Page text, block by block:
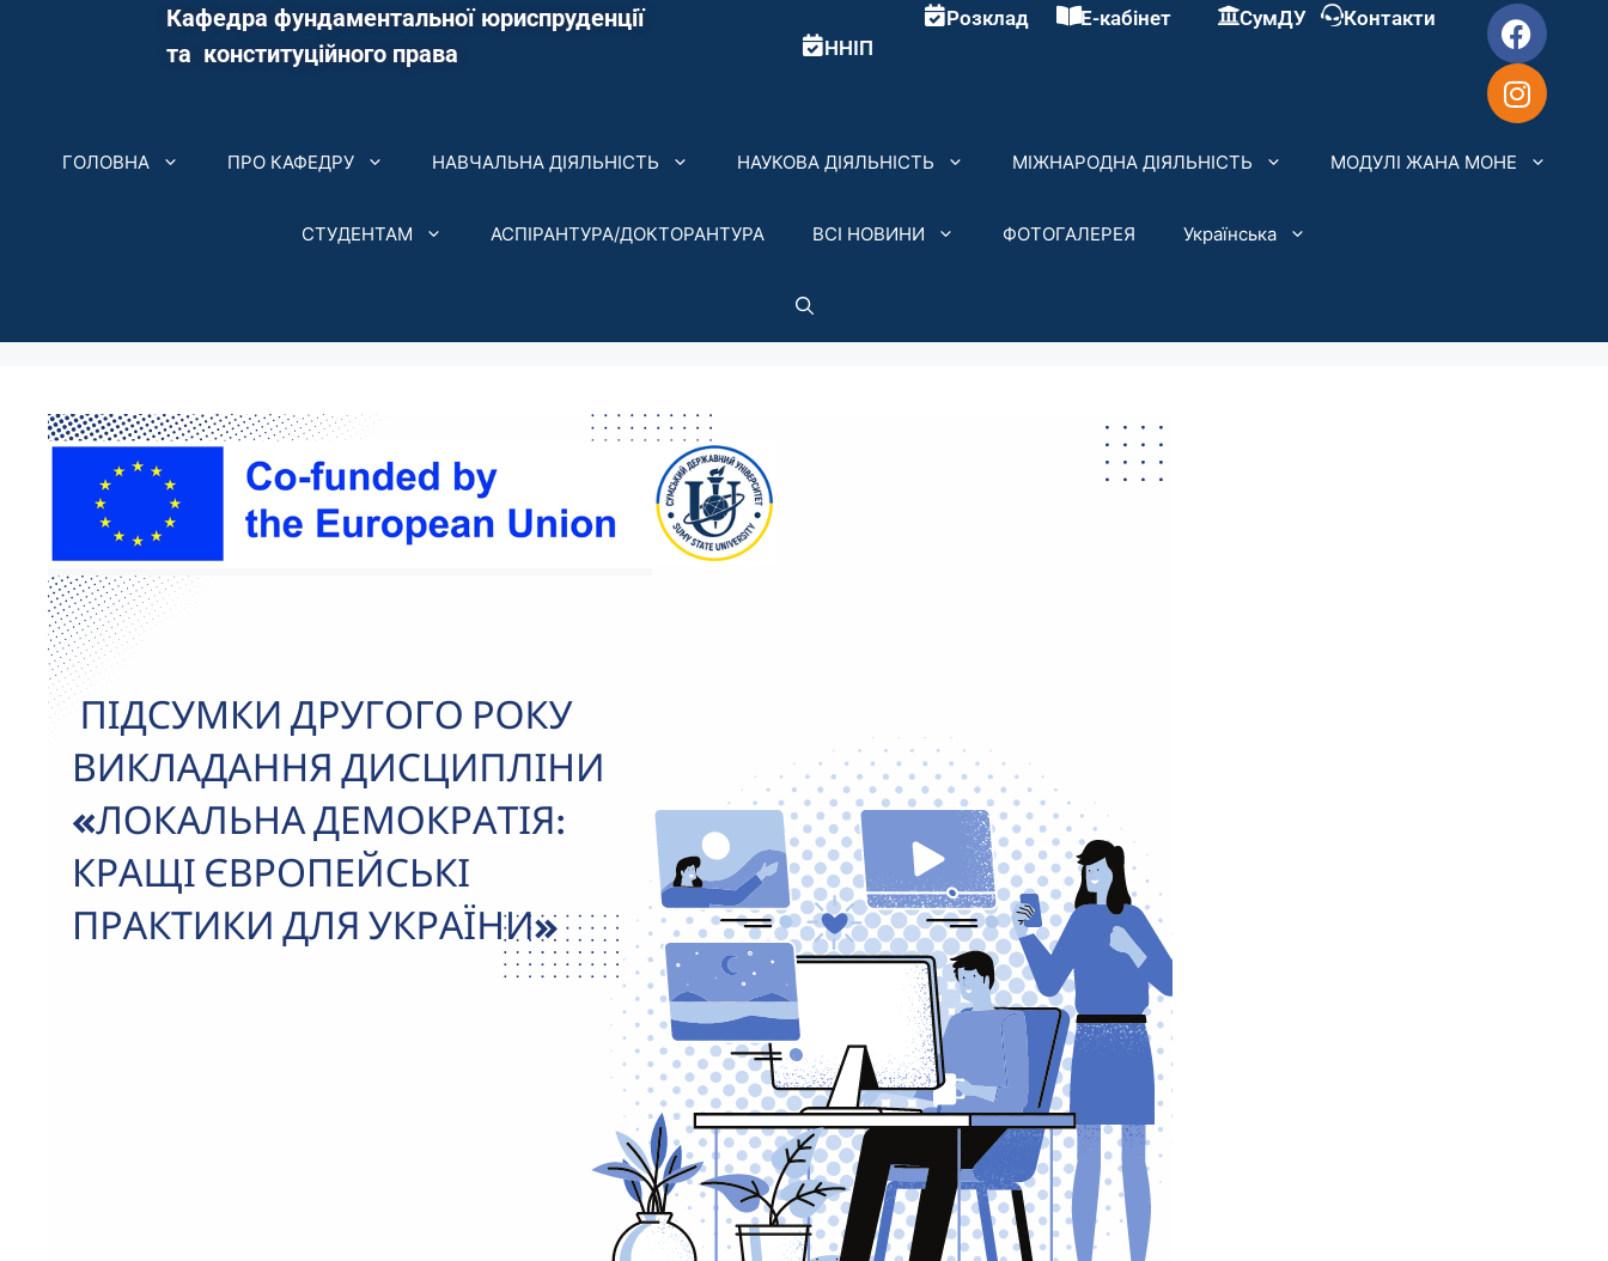
Кафедра фундаментальної юриспруденції
та конституційного права
ННІП
Розклад Е-кабінет СумДУ Контакти
ГОЛОВНА ПРО КАФЕДРУ НАВЧАЛЬНА ДІЯЛЬНІСТЬ НАУКОВА ДІЯЛЬНІСТЬ МІЖНАРОДНА ДІЯЛЬНІСТЬ МОДУЛІ ЖАНА МОНЕ
СТУДЕНТАМ АСПІРАНТУРА/ДОКТОРАНТУРА ВСІ НОВИНИ ФОТОГАЛЕРЕЯ Українська